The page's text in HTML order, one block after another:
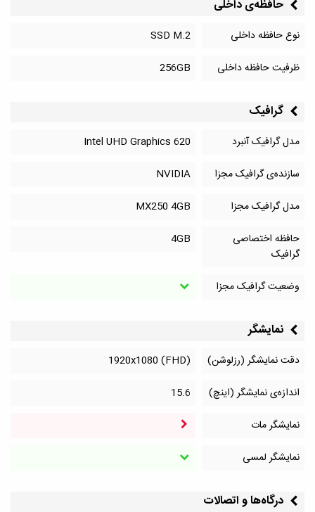
حافظه‌‌ی داخلی
نوع حافظه داخلی
SSD M.2
ظرفیت حافظه داخلی
256GB
گرافیک
مدل گرافیک آنبرد
Intel UHD Graphics 620
سازنده‌ی گرافیک مجزا
NVIDIA
مدل گرافیک مجزا
MX250 4GB
حافظه اختصاصی
گرافیک
4GB
وضعیت گرافیک مجزا
نمایشگر
دقت نمایشگر (رزلوشن)
1920x1080 (FHD)
اندازه‌ی نمایشگر (اینچ)
15.6
نمایشگر مات
نمایشگر لمسی
درگاه‌ها و اتصالات